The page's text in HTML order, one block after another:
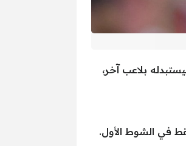
بلاعب آخر،
في الشوط الأول.